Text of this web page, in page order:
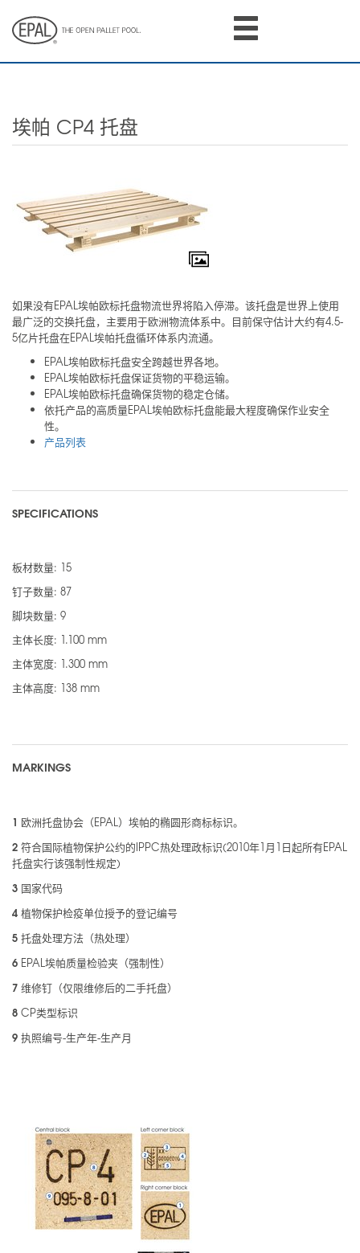
main
埃帕 CP4 托盘
如果没有EPAL埃帕欧标托盘物流世界将陷入停滞。该托盘是世界上使用
最广泛的交换托盘，主要用于欧洲物流体系中。目前保守估计大约有4.5-
5亿片托盘在EPAL埃帕托盘循环体系内流通。
EPAL埃帕欧标托盘安全跨越世界各地。
EPAL埃帕欧标托盘保证货物的平稳运输。
EPAL埃帕欧标托盘确保货物的稳定仓储。
依托产品的高质量EPAL埃帕欧标托盘能最大程度确保作业安全
性。
产品列表
SPECIFICATIONS
板材数量: 15
钉子数量: 87
脚块数量: 9
主体长度: 1.100 mm
主体宽度: 1.300 mm
主体高度: 138 mm
MARKINGS
1 欧洲托盘协会（EPAL）埃帕的椭圆形商标标识。
2 符合国际植物保护公约的IPPC热处理政标识(2010年1月1日起所有EPAL
托盘实行该强制性规定)
3 国家代码
4 植物保护检疫单位授予的登记编号
5 托盘处理方法（热处理）
6 EPAL埃帕质量检验夹（强制性）
7 维修钉（仅限维修后的二手托盘）
8 CP类型标识
9 执照编号-生产年-生产月